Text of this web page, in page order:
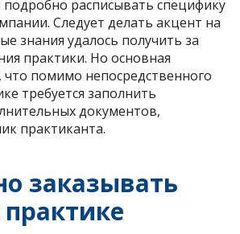
расписывать специфику
Следует делать акцент на
знания удалось получить за
практики. Но основная
помимо непосредственного
требуется заполнить
документов,
практиканта.
заказывать